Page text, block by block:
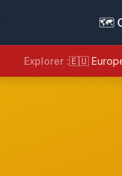
🗺️
Explorer :🇪🇺